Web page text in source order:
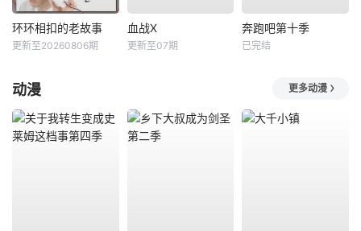
环环相扣的老故事
更新至20260806期
血战X
更新至07期
奔跑吧第十季
已完结
动漫 更多动漫